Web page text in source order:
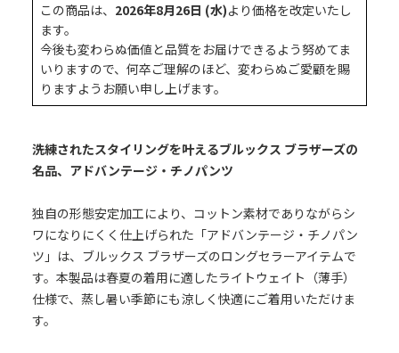
この商品は、 2026年8月26日 (水)より価格を改定いたし
ます。
今後も変わらぬ価値と品質をお届けできるよう努めてま
いりますので、何卒ご理解のほど、変わらぬご愛顧を賜
りますようお願い申し上げます。
洗練されたスタイリングを叶えるブルックス ブラザーズの
名品、アドバンテージ・チノパンツ
独自の形態安定加工により、コットン素材でありながらシ
ワになりにくく仕上げられた「アドバンテージ・チノパン
ツ」は、ブルックス ブラザーズのロングセラーアイテムで
す。本製品は春夏の着用に適したライトウェイト（薄手）
仕様で、蒸し暑い季節にも涼しく快適にご着用いただけま
す。